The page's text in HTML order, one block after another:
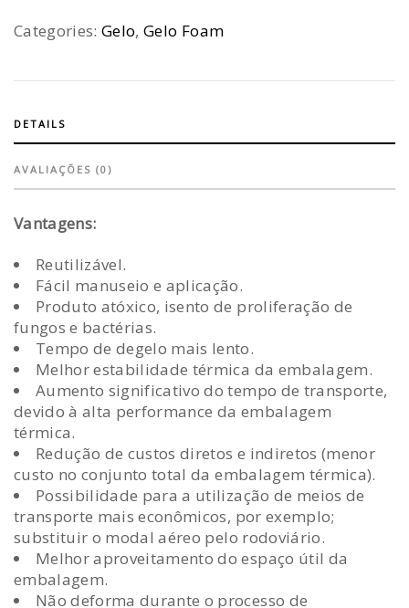
Categories:Gelo,Gelo Foam
DETAILS
AVALIAÇÕES (0)
Vantagens:
Reutilizável.
Fácil manuseio e aplicação.
Produto atóxico, isento de proliferação de
fungos e bactérias.
Tempo de degelo mais lento.
Melhor estabilidade térmica da embalagem.
Aumento significativo do tempo de transporte,
devido à alta performance da embalagem
térmica.
Redução de custos diretos e indiretos (menor
custo no conjunto total da embalagem térmica).
Possibilidade para a utilização de meios de
transporte mais econômicos, por exemplo;
substituir o modal aéreo pelo rodoviário.
Melhor aproveitamento do espaço útil da
embalagem.
Não deforma durante o processo de